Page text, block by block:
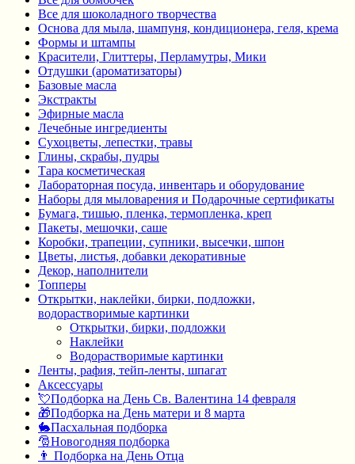
Все для шоколадного творчества
Основа для мыла, шампуня, кондиционера, геля, крема
Формы и штампы
Красители, Глиттеры, Перламутры, Мики
Отдушки (ароматизаторы)
Базовые масла
Экстракты
Эфирные масла
Лечебные ингредиенты
Сухоцветы, лепестки, травы
Глины, скрабы, пудры
Тара косметическая
Лабораторная посуда, инвентарь и оборудование
Наборы для мыловарения и Подарочные сертификаты
Бумага, тишью, пленка, термопленка, креп
Пакеты, мешочки, саше
Коробки, трапеции, супники, высечки, шпон
Цветы, листья, добавки декоративные
Декор, наполнители
Топперы
Открытки, наклейки, бирки, подложки,
водорастворимые картинки
Открытки, бирки, подложки
Наклейки
Водорастворимые картинки
Ленты, рафия, тейп-ленты, шпагат
Аксессуары
💘Подборка на День Св. Валентина 14 февраля
🎁Подборка на День матери и 8 марта
🐇Пасхальная подборка
🎅Новогодняя подборка
👨 Подборка на День Отца